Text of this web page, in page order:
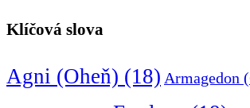
Klíčová slova
Agni (Oheň) (18) Armagedon